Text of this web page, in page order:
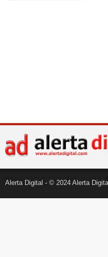
Alerta Digital - © 2024 Alerta